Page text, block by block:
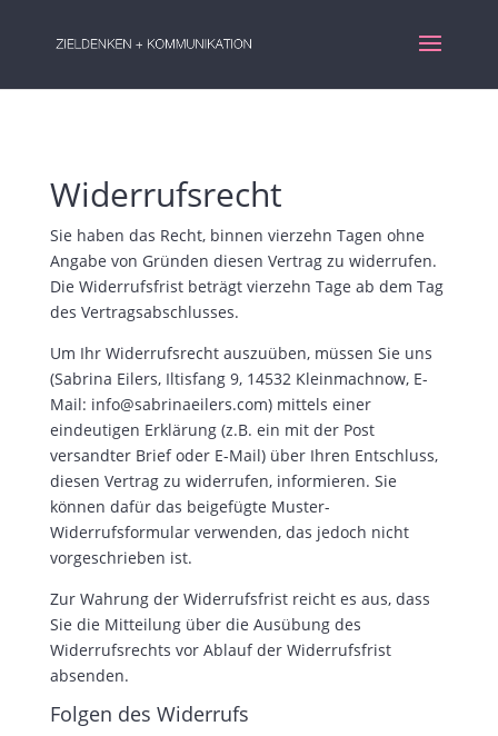
Widerrufsrecht
Sie haben das Recht, binnen vierzehn Tagen ohne
Angabe von Gründen diesen Vertrag zu widerrufen.
Die Widerrufsfrist beträgt vierzehn Tage ab dem Tag
des Vertragsabschlusses.
Um Ihr Widerrufsrecht auszuüben, müssen Sie uns
(Sabrina Eilers, Iltisfang 9, 14532 Kleinmachnow, E-
Mail: info@sabrinaeilers.com) mittels einer
eindeutigen Erklärung (z.B. ein mit der Post
versandter Brief oder E-Mail) über Ihren Entschluss,
diesen Vertrag zu widerrufen, informieren. Sie
können dafür das beigefügte Muster-
Widerrufsformular verwenden, das jedoch nicht
vorgeschrieben ist.
Zur Wahrung der Widerrufsfrist reicht es aus, dass
Sie die Mitteilung über die Ausübung des
Widerrufsrechts vor Ablauf der Widerrufsfrist
absenden.
Folgen des Widerrufs